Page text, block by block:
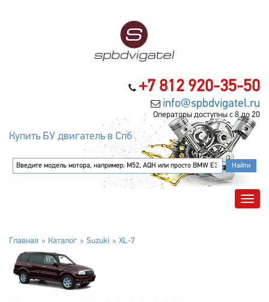
+7 812 920-35-50
info@spbdvigatel.ru
Операторы доступны с 8 до 20
Купить БУ двигатель в Спб
Главная Каталог Suzuki XL-7